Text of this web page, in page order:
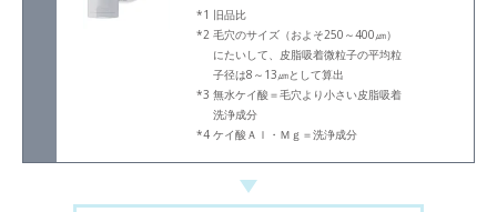
旧品比
毛穴のサイズ（およそ250～400㎛）
にたいして、皮脂吸着微粒子の平均粒
子径は8～13㎛として算出
無水ケイ酸＝毛穴より小さい皮脂吸着
洗浄成分
ケイ酸Ａｌ・Ｍｇ＝洗浄成分